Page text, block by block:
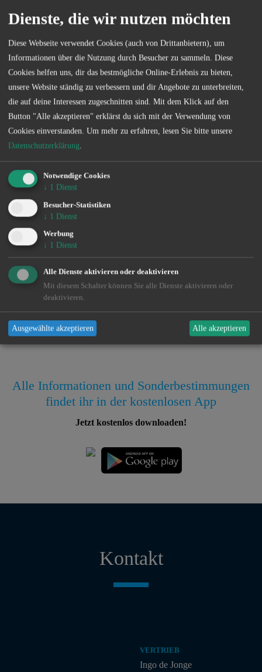
Breite in Metern:5
Ende:Harmswehrumer Tief (#29)
Fangmeldungen:
Aal
Brassen
Hecht
Sonder­bestimmungen
Die genauen Sonderbestimmungen eines jeden Gewässers
können Sie kostenlos in unserer App einsehen.
Verein
Dieses Gewässer wird vom
Befischungsrechten und Regelungen laden Sie sich bitte unsere
App herunter.
Alle Informationen und Sonderbestimmungen
findet ihr in der kostenlosen App
Jetzt kostenlos downloaden!
Kontakt
VERTRIEB
Ingo de Jonge
Dienste, die wir nutzen möchten
Diese Webseite verwendet Cookies (auch von Drittanbietern), um
Informationen über die Nutzung durch Besucher zu sammeln. Diese
Cookies helfen uns, dir das bestmögliche Online-Erlebnis zu bieten,
unsere Website ständig zu verbessern und dir Angebote zu unterbreiten,
die auf deine Interessen zugeschnitten sind. Mit dem Klick auf den
Button "Alle akzeptieren" erklärst du sich mit der Verwendung von
Cookies einverstanden. Um mehr zu erfahren, lesen Sie bitte unsere
Datenschutzerklärung.
Notwendige Cookies
↓ 1 Dienst
Besucher-Statistiken
↓ 1 Dienst
Werbung
↓ 1 Dienst
Alle Dienste aktivieren oder deaktivieren
Mit diesem Schalter können Sie alle Dienste aktivieren oder
deaktivieren.
Ausgewählte akzeptieren Alle akzeptieren